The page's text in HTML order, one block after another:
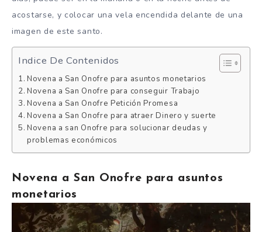
acostarse, y colocar una vela encendida delante de una
imagen de este santo.
Indice De Contenidos
Novena a San Onofre para asuntos monetarios
Novena a San Onofre para conseguir Trabajo
Novena a San Onofre Petición Promesa
Novena a San Onofre para atraer Dinero y suerte
Novena a san Onofre para solucionar deudas y
problemas económicos
Novena a San Onofre para asuntos
monetarios